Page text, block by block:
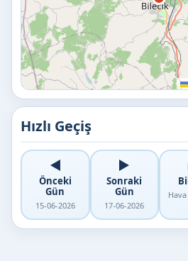
Hızlı Geçiş
◀️
Önceki
Gün
15-06-2026
▶️
Sonraki
Gün
17-06-2026